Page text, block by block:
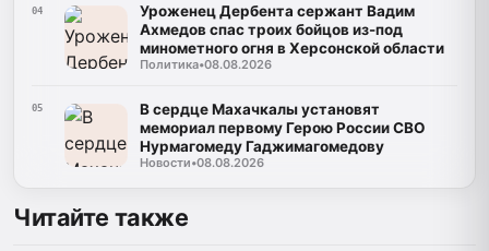
04
Уроженец Дербента сержант Вадим
Ахмедов спас троих бойцов из-под
минометного огня в Херсонской области
Политика•08.08.2026
05
В сердце Махачкалы установят
мемориал первому Герою России СВО
Нурмагомеду Гаджимагомедову
Новости•08.08.2026
Читайте также